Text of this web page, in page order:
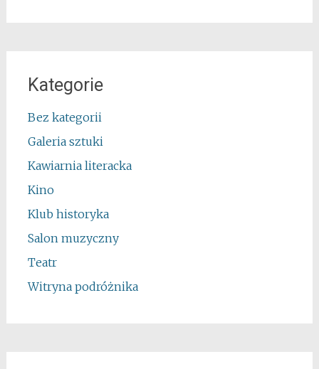
Kategorie
Bez kategorii
Galeria sztuki
Kawiarnia literacka
Kino
Klub historyka
Salon muzyczny
Teatr
Witryna podróżnika